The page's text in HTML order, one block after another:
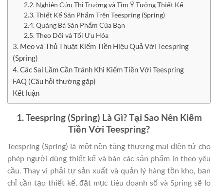
2.2. Nghiên Cứu Thị Trường và Tìm Ý Tưởng Thiết Kế
2.3. Thiết Kế Sản Phẩm Trên Teespring (Spring)
2.4. Quảng Bá Sản Phẩm Của Bạn
2.5. Theo Dõi và Tối Ưu Hóa
3. Mẹo và Thủ Thuật Kiếm Tiền Hiệu Quả Với Teespring
(Spring)
4. Các Sai Lầm Cần Tránh Khi Kiếm Tiền Với Teespring
FAQ (Câu hỏi thường gặp)
Kết luận
1. Teespring (Spring) Là Gì? Tại Sao Nên Kiếm
Tiền Với Teespring?
Teespring (Spring) là một nền tảng thương mại điện tử cho
phép người dùng thiết kế và bán các sản phẩm in theo yêu
cầu. Thay vì phải tự sản xuất và quản lý hàng tồn kho, bạn
chỉ cần tạo thiết kế, đặt mục tiêu doanh số và Spring sẽ lo